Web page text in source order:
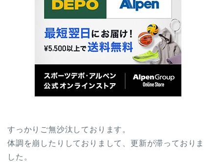
すっかりご無沙汰しております。
体調を崩したりしておりまして、更新が滞っておりま
した。